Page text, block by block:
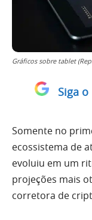
Gráficos sobre tablet
Siga
Somente no
ecossistema de
evoluiu em um
projeções mais
corretora de